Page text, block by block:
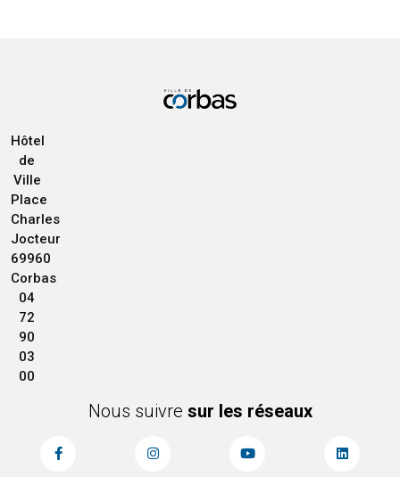
Hôtel
de
Ville
Place
Charles
Jocteur
69960
Corbas
04
72
90
03
00
Nous suivre sur les réseaux